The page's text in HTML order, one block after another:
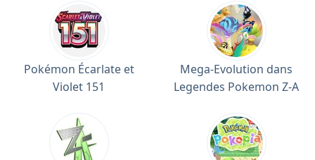
Pokémon Écarlate et
Violet 151
Mega-Evolution dans
Legendes Pokemon Z-A